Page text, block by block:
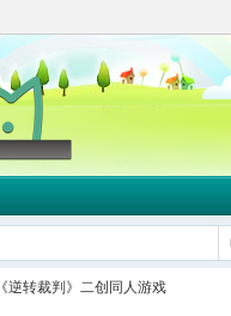
《逆转裁判》二创同人游戏